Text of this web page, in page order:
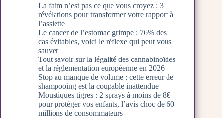
La faim n’est pas ce que vous croyez : 3
révélations pour transformer votre rapport à
l’assiette
Le cancer de l’estomac grimpe : 76% des
cas évitables, voici le réflexe qui peut vous
sauver
Tout savoir sur la légalité des cannabinoïdes
et la réglementation européenne en 2026
Stop au manque de volume : cette erreur de
shampooing est la coupable inattendue
Moustiques tigres : 2 sprays à moins de 8€
pour protéger vos enfants, l’avis choc de 60
millions de consommateurs